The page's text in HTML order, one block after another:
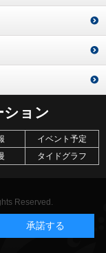
ョン
イベント予定
タイドグラフ
Reserved.
承諾する